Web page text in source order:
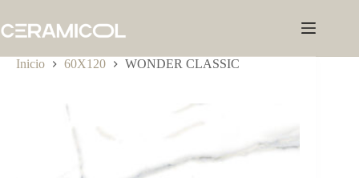
contenido
Inicio 60X120 WONDER CLASSIC